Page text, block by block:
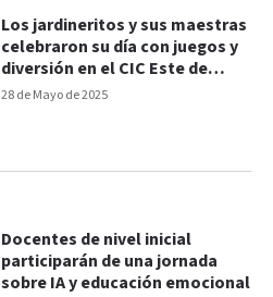
28 de Mayo de 2025
Los jardineritos y sus maestras
celebraron su día con juegos y
diversión en el CIC Este de
Paraná
Docentes de nivel inicial
participarán de una jornada
sobre IA y educación emocional